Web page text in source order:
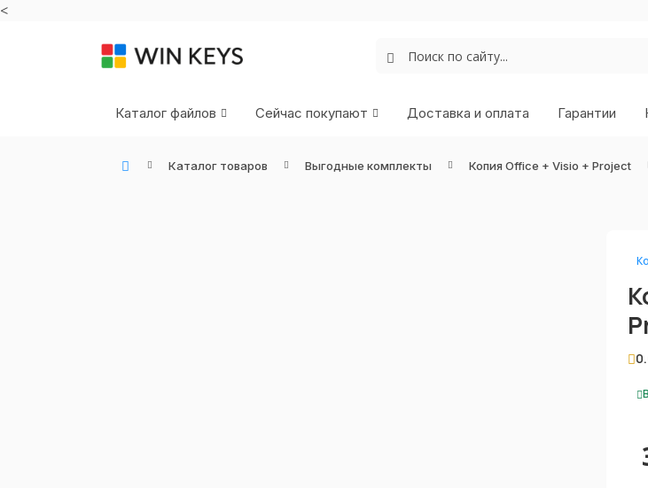
<
Каталог файлов Сейчас покупают Доставка и оплата Гарантии
Каталог товаров Выгодные комплекты Копия Office + Visio + Project